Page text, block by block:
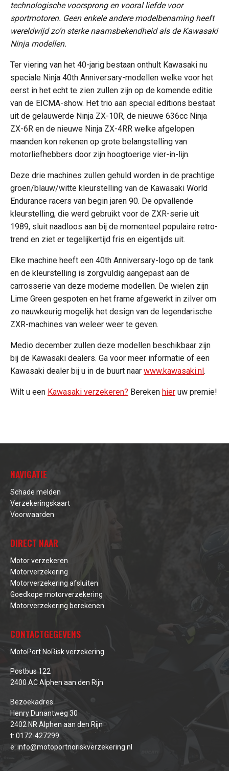
technologische voorsprong en vooral liefde voor
sportmotoren. Geen enkele andere modelbenaming heeft
wereldwijd zo’n sterke naamsbekendheid als de Kawasaki
Ninja modellen.
Ter viering van het 40-jarig bestaan onthult Kawasaki nu
speciale Ninja 40th Anniversary-modellen welke voor het
eerst in het echt te zien zullen zijn op de komende editie
van de EICMA-show. Het trio aan special editions bestaat
uit de gelauwerde Ninja ZX-10R, de nieuwe 636cc Ninja
ZX-6R en de nieuwe Ninja ZX-4RR welke afgelopen
maanden kon rekenen op grote belangstelling van
motorliefhebbers door zijn hoogtoerige vier-in-lijn.
Deze drie machines zullen gehuld worden in de prachtige
groen/blauw/witte kleurstelling van de Kawasaki World
Endurance racers van begin jaren 90. De opvallende
kleurstelling, die werd gebruikt voor de ZXR-serie uit
1989, sluit naadloos aan bij de momenteel populaire retro-
trend en ziet er tegelijkertijd fris en eigentijds uit.
Elke machine heeft een 40th Anniversary-logo op de tank
en de kleurstelling is zorgvuldig aangepast aan de
carrosserie van deze moderne modellen. De wielen zijn
Lime Green gespoten en het frame afgewerkt in zilver om
zo nauwkeurig mogelijk het design van de legendarische
ZXR-machines van weleer weer te geven.
Medio december zullen deze modellen beschikbaar zijn
bij de Kawasaki dealers. Ga voor meer informatie of een
Kawasaki dealer bij u in de buurt naar www.kawasaki.nl .
Wilt u een Kawasaki verzekeren? Bereken hier uw premie!
NAVIGATIE
Schade melden
Verzekeringskaart
Voorwaarden
DIRECT NAAR
Motor verzekeren
Motorverzekering
Motorverzekering afsluiten
Goedkope motorverzekering
Motorverzekering berekenen
CONTACTGEGEVENS
MotoPort NoRisk verzekering
Postbus 122
2400 AC Alphen aan den Rijn
Bezoekadres
Henry Dunantweg 30
2402 NR Alphen aan den Rijn
t: 0172-427299
e: info@motoportnoriskverzekering.nl